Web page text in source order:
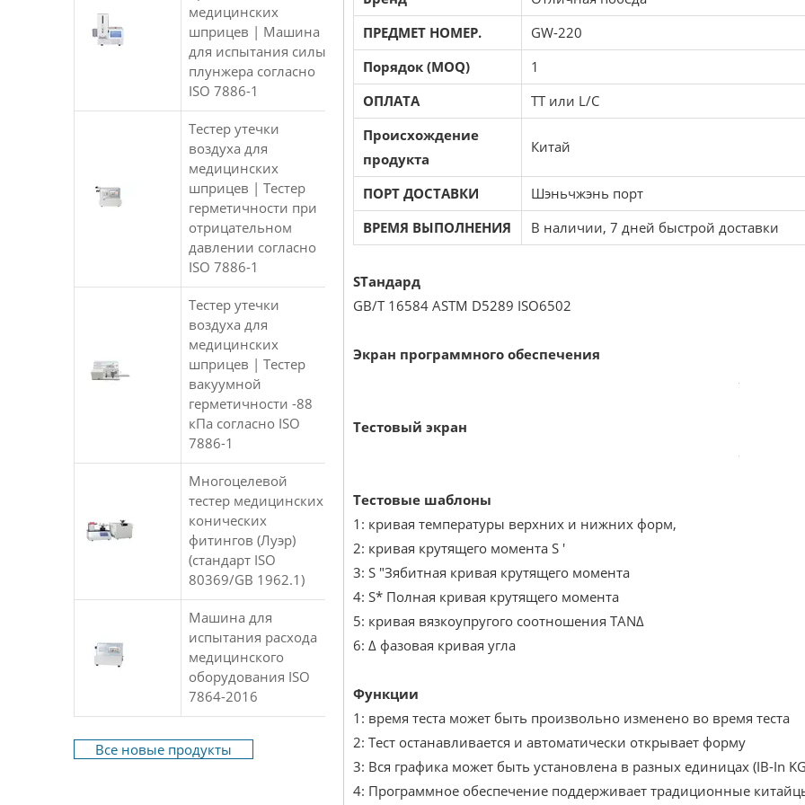
медицинских
шприцев | Машина
для испытания силы
плунжера согласно
ISO 7886-1
Тестер утечки
воздуха для
медицинских
шприцев | Тестер
герметичности при
отрицательном
давлении согласно
ISO 7886-1
Тестер утечки
воздуха для
медицинских
шприцев | Тестер
вакуумной
герметичности -88
кПа согласно ISO
7886-1
Многоцелевой
тестер медицинских
конических
фитингов (Луэр)
(стандарт ISO
80369/GB 1962.1)
Машина для
испытания расхода
медицинского
оборудования ISO
7864-2016
Все новые продукты
ПРЕДМЕТ НОМЕР.
GW-220
Порядок (MOQ)
1
ОПЛАТА
TT или L/C
Происхождение
продукта
Китай
ПОРТ ДОСТАВКИ
Шэньчжэнь порт
ВРЕМЯ ВЫПОЛНЕНИЯ
В наличии, 7 дней быстрой доставки
SТандард
GB/T 16584 ASTM D5289 ISO6502
Экран программного обеспечения
Тестовый экран
Тестовые шаблоны
1: кривая температуры верхних и нижних форм,
2: кривая крутящего момента S '
3: S "Зябитная кривая крутящего момента
4: S* Полная кривая крутящего момента
5: кривая вязкоупругого соотношения TANΔ
6: Δ фазовая кривая угла
Функции
1: время теста может быть произвольно изменено во время теста
2: Тест останавливается и автоматически открывает форму
3: Вся графика может быть установлена ​​в разных единицах (IB-In
4: Программное обеспечение поддерживает традиционные